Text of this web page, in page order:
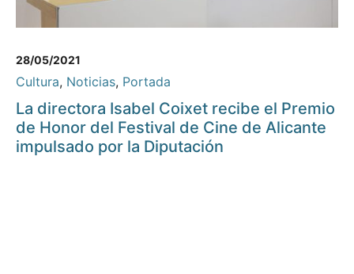
28/05/2021
Cultura, Noticias, Portada
La directora Isabel Coixet recibe el Premio
de Honor del Festival de Cine de Alicante
impulsado por la Diputación